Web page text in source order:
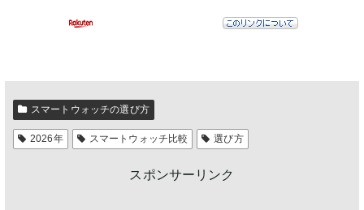
スマートウォッチの選び方
2026年 スマートウォッチ比較 選び方
スポンサーリンク